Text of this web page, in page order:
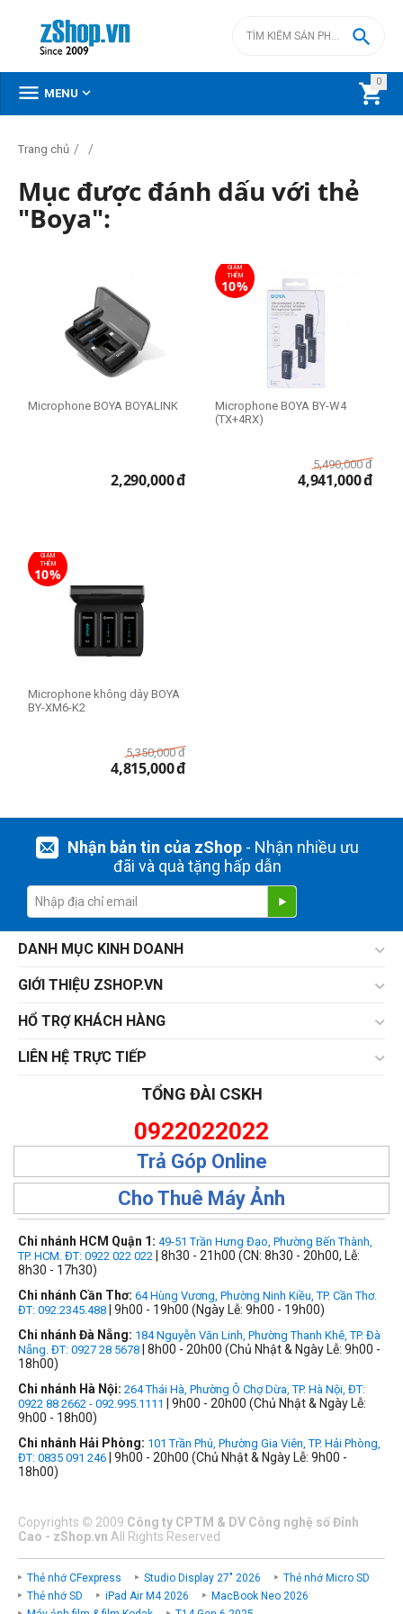
0


 MENU 
Trang chủ / /
Mục được đánh dấu với thẻ
"Boya":
Microphone BOYA BOYALINK
2,290,000đ
GIẢM
THÊM
10%
Microphone BOYA BY-W4
(TX+4RX)
5,490,000 đ
4,941,000đ
GIẢM
THÊM
10%
Microphone không dây BOYA
BY-XM6-K2
5,350,000 đ
4,815,000đ
Nhận bản tin của zShop- Nhận nhiều ưu
đãi và quà tặng hấp dẫn
DANH MỤC KINH DOANH
GIỚI THIỆU ZSHOP.VN
HỔ TRỢ KHÁCH HÀNG
LIÊN HỆ TRỰC TIẾP
TỔNG ĐÀI CSKH
0922022022
Trả Góp Online
Cho Thuê Máy Ảnh
Chi nhánh HCM Quận 1: 49-51 Trần Hưng Đạo, Phường Bến Thành,
TP. HCM. ĐT: 0922 022 022 | 8h30 - 21h00 (CN: 8h30 - 20h00, Lễ:
8h30 - 17h30)
Chi nhánh Cần Thơ: 64 Hùng Vương, Phường Ninh Kiều, TP. Cần Thơ.
ĐT: 092.2345.488 | 9h00 - 19h00 (Ngày Lễ: 9h00 - 19h00)
Chi nhánh Đà Nẵng: 184 Nguyễn Văn Linh, Phường Thanh Khê, TP. Đà
Nẵng. ĐT: 0927 28 5678 | 8h00 - 20h00 (Chủ Nhật & Ngày Lễ: 9h00 -
18h00)
Chi nhánh Hà Nội: 264 Thái Hà, Phường Ô Chợ Dừa, TP. Hà Nội, ĐT:
0922 88 2662 - 092.995.1111
| 9h00 - 20h00 (Chủ Nhật & Ngày Lễ:
9h00 - 18h00)
Chi nhánh Hải Phòng: 101 Trần Phú, Phường Gia Viên, TP. Hải Phòng,
ĐT: 0835 091 246 | 9h00 - 20h00 (Chủ Nhật & Ngày Lễ: 9h00 -
18h00)
Copyrights © 2009 Công ty CPTM & DV Công nghệ số Đỉnh
Cao - zShop.vn All Rights Reserved
Thẻ nhớ CFexpress Studio Display 27" 2026
Thẻ nhớ Micro SD
Thẻ nhớ SD
iPad Air M4 2026
MacBook Neo 2026